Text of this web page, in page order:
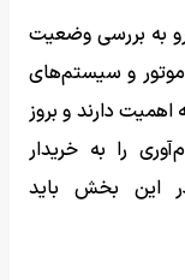
به بررسی وضعیت
و سیستم‌های
اهمیت دارند و بروز
را به خریدار
این بخش باید